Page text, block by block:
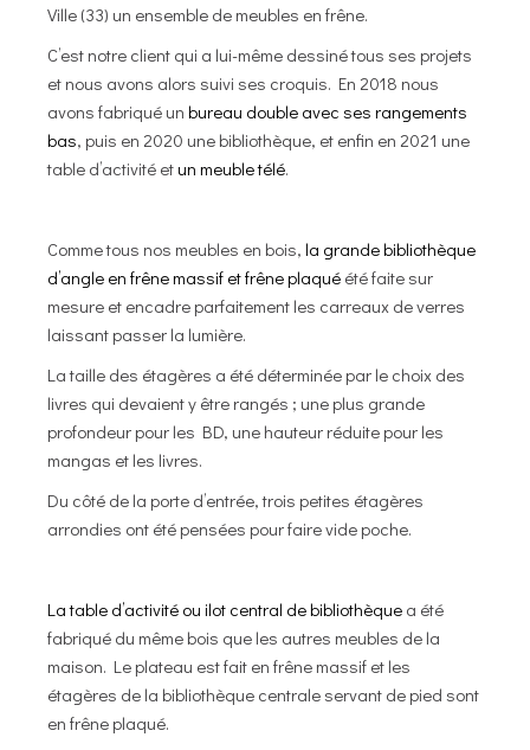
Ville (33) un ensemble de meubles en frêne.
C’est notre client qui a lui-même dessiné tous ses projets
et nous avons alors suivi ses croquis. En 2018 nous
avons fabriqué un bureau double avec ses rangements
bas, puis en 2020 une bibliothèque, et enfin en 2021 une
table d’activité etun meuble télé.
Comme tous nos meubles en bois,la grande bibliothèque
d’angle en frêne massif et frêne plaqué été faite sur
mesure et encadre parfaitement les carreaux de verres
laissant passer la lumière.
La taille des étagères a été déterminée par le choix des
livres qui devaient y être rangés ; une plus grande
profondeur pour les BD, une hauteur réduite pour les
mangas et les livres.
Du côté de la porte d’entrée, trois petites étagères
arrondies ont été pensées pour faire vide poche.
La table d’activité ou ilot central de bibliothèque a été
fabriqué du même bois que les autres meubles de la
maison. Le plateau est fait en frêne massif et les
étagères de la bibliothèque centrale servant de pied sont
en frêne plaqué.